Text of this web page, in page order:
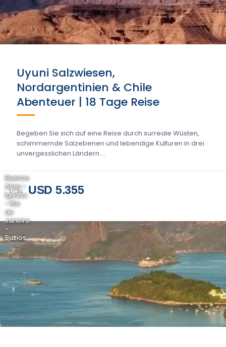
Uyuni Salzwiesen,
Nordargentinien & Chile
Abenteuer | 18 Tage Reise
Begeben Sie sich auf eine Reise durch surreale Wüsten,
schimmernde Salzebenen und lebendige Kulturen in drei
unvergesslichen Ländern....
VON USD 5.355
Buenos
Aires -
Iguazu
- Rio
de
Janeiro
-
Buzios